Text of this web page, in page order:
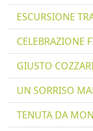
ESCURSIONE
CELEBRAZIONE
GIUSTO
UN SORRISO
TENUTA DA